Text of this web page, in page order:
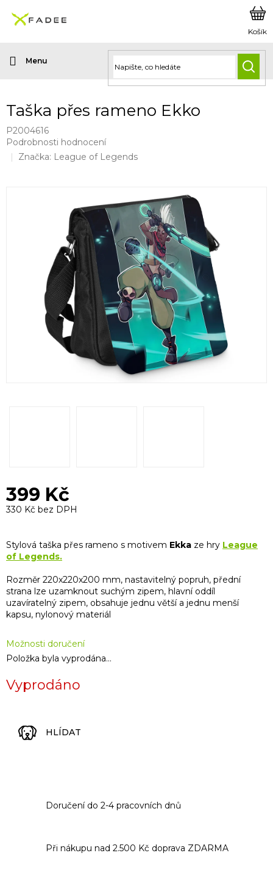
obsah
Taška přes rameno Ekko
P2004616
Průměrné
hodnocení
Podrobnosti hodnocení
Značka: League of Legends
399 Kč
330 Kč bez DPH
cena:
Vyprodáno
Možnosti doručení
Položka byla vyprodána…
Stylová taška přes rameno s motivem Ekka ze hry League
of Legends.
Rozměr 220x220x200 mm, nastavitelný popruh, přední
strana lze uzamknout suchým zipem, hlavní oddíl
uzavíratelný zipem, obsahuje jednu větší a jednu menší
kapsu, nylonový materiál
HLÍDAT
Doručení do 2-4 pracovních dnů
Při nákupu nad 2.500 Kč doprava ZDARMA